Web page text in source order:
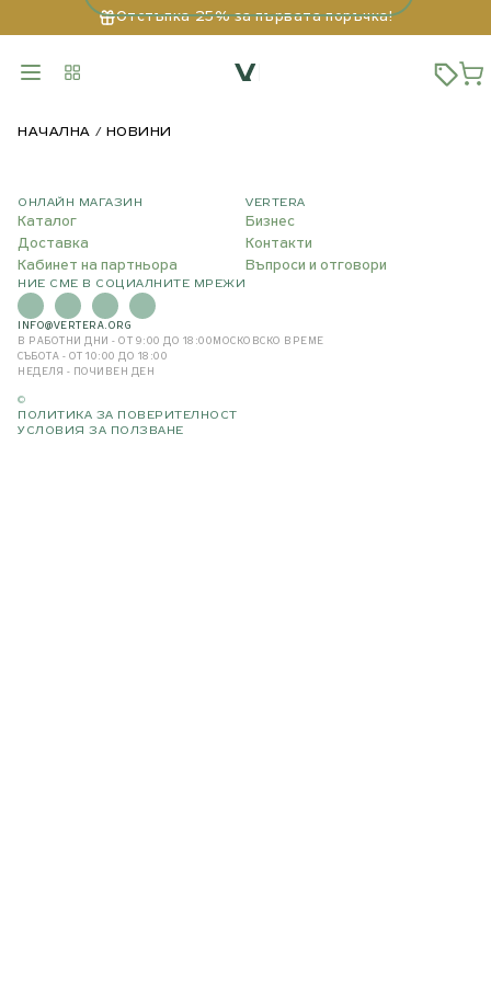
Отстъпка 25% за първата поръчка!
НАЧАЛНА НОВИНИ
ОНЛАЙН МАГАЗИН
Каталог
Доставка
Кабинет на партньора
VERTERA
Бизнес
Контакти
Въпроси и отговори
НИЕ СМЕ В СОЦИАЛНИТЕ МРЕЖИ
INFO@VERTERA.ORG
В РАБОТНИ ДНИ - ОТ 9:00 ДО 18:00 МОСКОВСКО ВРЕМЕ
СЪБОТА - ОТ 10:00 ДО 18:00
НЕДЕЛЯ - ПОЧИВЕН ДЕН
©
ПОЛИТИКА ЗА ПОВЕРИТЕЛНОСТ
УСЛОВИЯ ЗА ПОЛЗВАНЕ